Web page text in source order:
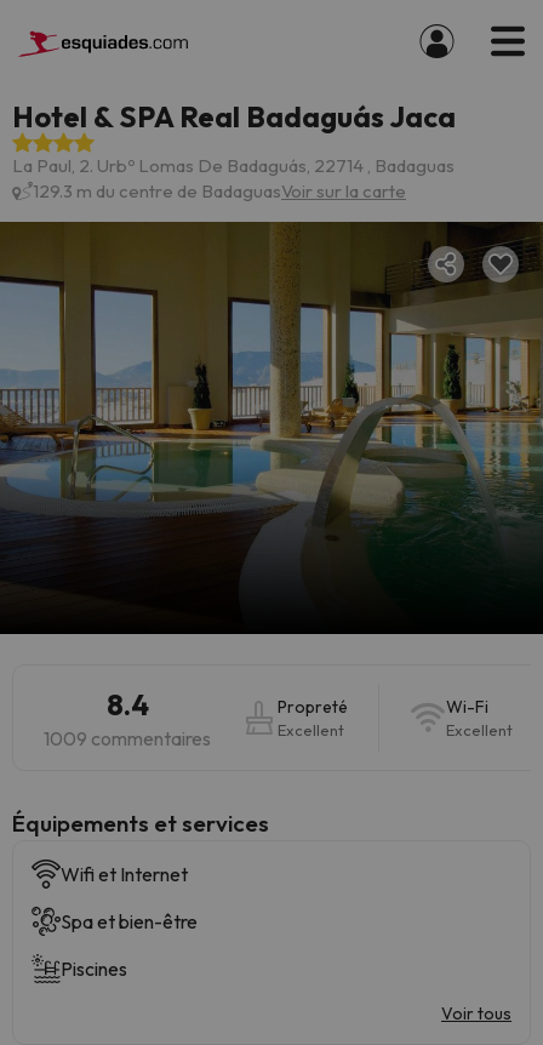
Hotel & SPA Real Badaguás Jaca
La Paul, 2. Urbº Lomas De Badaguás, 22714 , Badaguas
129.3 m du centre de BadaguasVoir sur la carte
8.4
1009 commentaires
Propreté
Excellent
Wi-Fi
Excellent
​Équipements et services
Wifi et Internet
Spa et bien-être
Piscines
Voir tous